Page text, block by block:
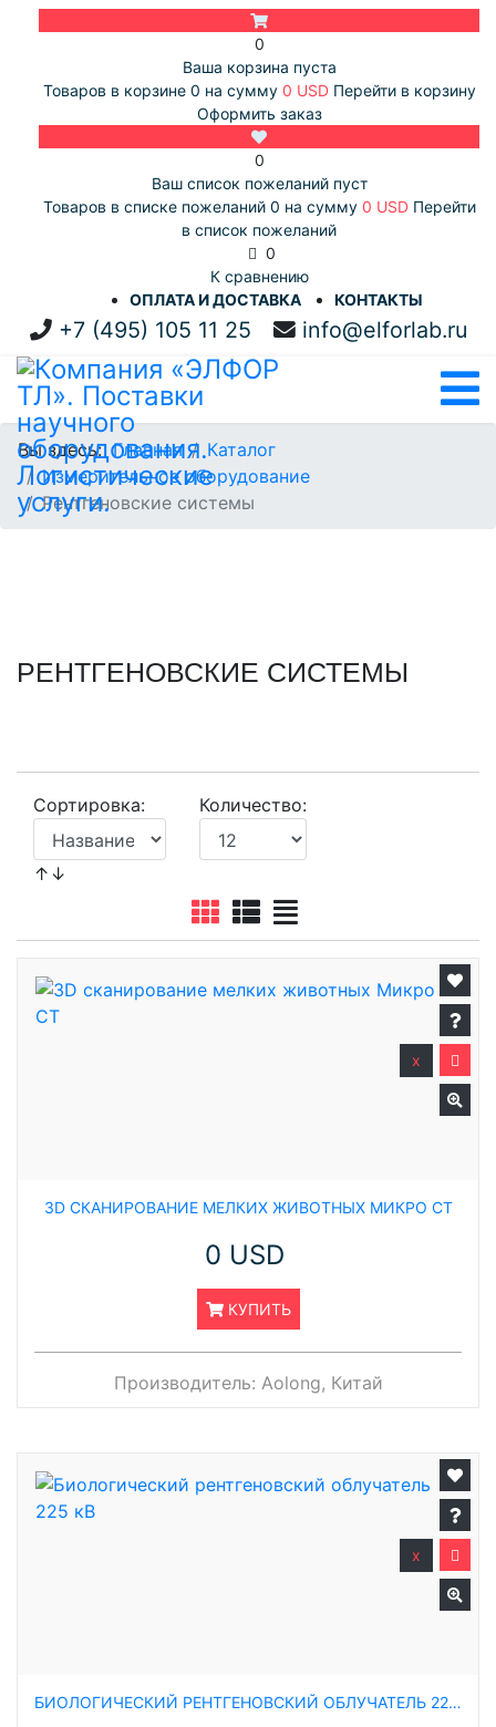
0
Ваша корзина пуста
Товаров в корзине 0 на сумму 0 USD Перейти в корзину
Оформить заказ
0
Ваш список пожеланий пуст
Товаров в списке пожеланий 0 на сумму 0 USD Перейти
в список пожеланий
0
К сравнению
ОПЛАТА И ДОСТАВКА
КОНТАКТЫ
+7 (495) 105 11 25 info@elforlab.ru
Вы здесь:Главная
Каталог
Измерительное оборудование
Рентгеновские системы
РЕНТГЕНОВСКИЕ СИСТЕМЫ
Сортировка:
↑↓
Количество:
3D СКАНИРОВАНИЕ МЕЛКИХ ЖИВОТНЫХ МИКРО CT
0 USD
КУПИТЬ
x
Производитель: Aolong, Китай
БИОЛОГИЧЕСКИЙ РЕНТГЕНОВСКИЙ ОБЛУЧАТЕЛЬ 225 КВ
x